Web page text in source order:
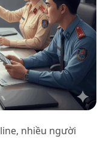
nhiều người